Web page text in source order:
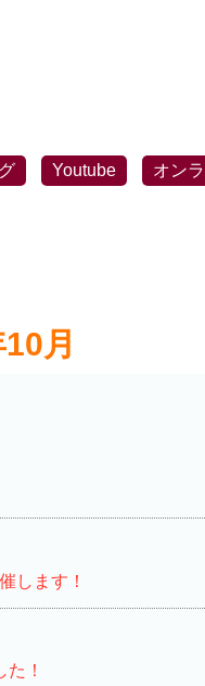
Youtube オン
月
します！
！